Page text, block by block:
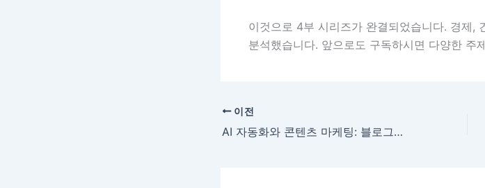
이것으로 4부 시리즈가 완결되었습니다. 경제,
분석했습니다. 앞으로도 구독하시면 다양한 주
이전
AI 자동화와 콘텐츠 마케팅: 블로그 운영의 미래를 결정하는 디지털 기술 분석